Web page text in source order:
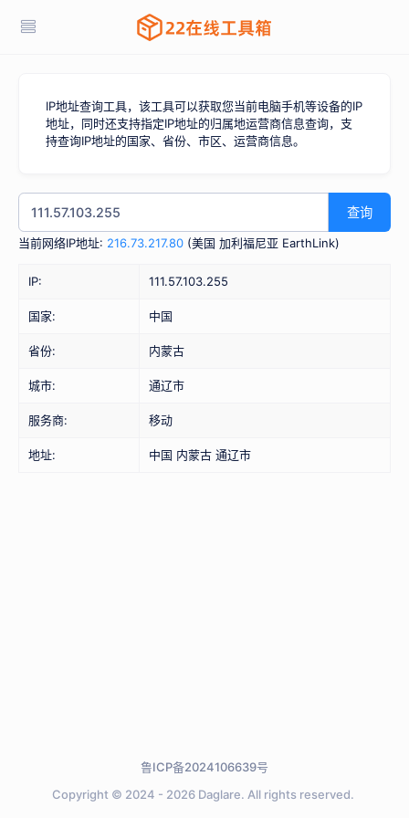
IP地址查询工具，该工具可以获取您当前电脑手机等设备的IP
地址，同时还支持指定IP地址的归属地运营商信息查询，支
持查询IP地址的国家、省份、市区、运营商信息。
查询
当前网络IP地址: 216.73.217.80 (美国 加利福尼亚 EarthLink)
IP: 111.57.103.255
国家: 中国
省份: 内蒙古
城市: 通辽市
服务商: 移动
地址: 中国 内蒙古 通辽市
Copyright © 2024 - 2026 Daglare. All rights reserved.
鲁ICP备2024106639号